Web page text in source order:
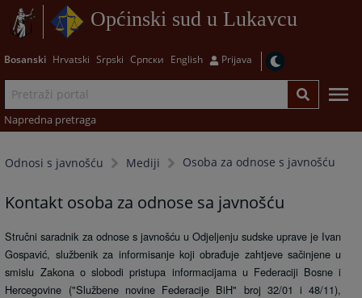
Općinski sud u Lukavcu
Bosanski Hrvatski Srpski Српски English Prijava
Napredna pretraga
Odnosi s javnošću Mediji Osoba za odnose s javnošću
Kontakt osoba za odnose sa javnošću
Stručni saradnik za odnose s javnošću u Odjeljenju sudske uprave je Ivan
Gospavić, službenik za informisanje koji obrađuje zahtjeve sačinjene u
smislu Zakona o slobodi pristupa informacijama u Federaciji Bosne i
Hercegovine ("Službene novine Federacije BiH" broj 32/01 i 48/11),